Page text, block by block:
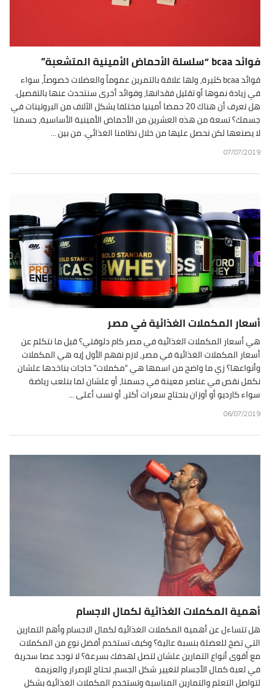
فوائد bcaa “سلسلة الأحماض الأمينية المتشعبة”
فوائد bcaa كثيرة، ولها علاقة بالتمرين عموماً والعضلات خصوصاً، سواء
في زيادة نموها أو تقليل فقدانها، وفوائد أخرى سنتحدث عنها بالتفصيل.
هل تعرف أن هناك 20 حمضا أمينيا مختلفا يشكل الآلاف من البروتينات في
جسمك؟ تسعة من هذه العشرين من الأحماض الأمينية الأساسية، جسمنا
لا يصنعها لكن نحصل عليها من خلال نظامنا الغذائي. من بين ...
07/07/2019
أسعار المكملات الغذائية في مصر
هي أسعار المكملات الغذائية في مصر كام دلوقتي؟ قبل ما نتكلم عن
أسعار المكملات الغذائية في مصر، لازم نفهم الأول إيه هي المكملات
وأنواعها؟ زي ما واضح من اسمها هي “مكملات” حاجات بناخدها علشان
نكمل نقص في عناصر معينة في جسمنا، أو علشان لما بنلعب رياضة
سواء كارديو أو أوزان بنحتاج سعرات أكتر، أو نسب أعلى ...
06/07/2019
أهمية المكملات الغذائية لكمال الاجسام
هل تتساءل عن أهمية المكملات الغذائية لكمال الاجسام وأهم التمارين
التي تضخ للعضلة بنسبة عالية؟ وكيف تستخدم أفضل نوع من المكملات
مع أقوى أنواع التمارين علشان لتصل لهدفك بسرعة؟ لا توجد عصا سحرية
في لعبة كمال الأجسام لتغيير شكل الجسم، تحتاج للإصرار والعزيمة
لتواصل التعلم والتمارين المناسبة وتستخدم المكملات الغذائية بشكل